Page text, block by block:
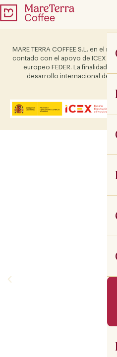
MARE TERRA COFFEE S.L. en el
contado con el apoyo de ICEX y
europeo FEDER. La finalidad
desarrollo internacional de